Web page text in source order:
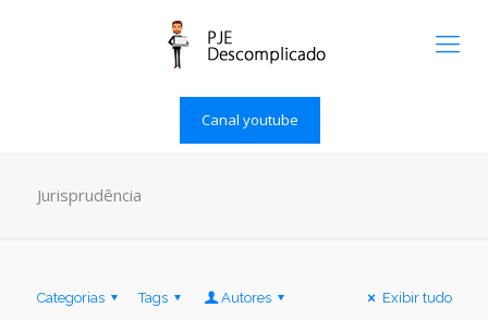
Canal youtube
Jurisprudência
Categorias Tags Autores Exibir tudo